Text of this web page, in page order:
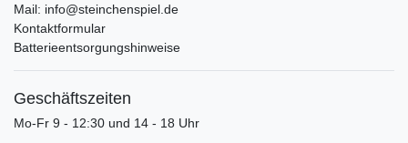
Mail: info@steinchenspiel.de
Kontaktformular
Batterieentsorgungshinweise
Geschäftszeiten
Mo-Fr 9 - 12:30 und 14 - 18 Uhr